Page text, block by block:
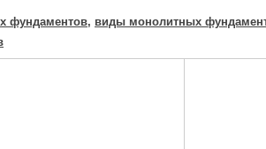
фундаментов, виды монолитных